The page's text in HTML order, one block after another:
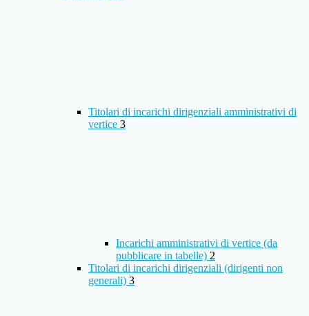
Titolari di incarichi dirigenziali amministrativi di
vertice 3
Incarichi amministrativi di vertice (da
pubblicare in tabelle) 2
Titolari di incarichi dirigenziali (dirigenti non
generali) 3